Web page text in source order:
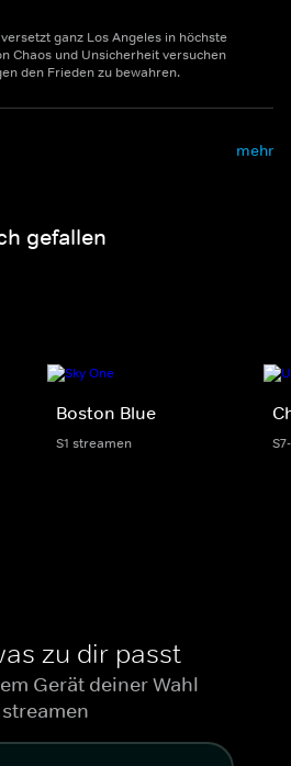
ganz Los Angeles in höchste
Chaos und Unsicherheit versuchen
den Frieden zu bewahren.
mehr
gefallen
Boston Blue
S1 streamen
zu dir passt
Gerät deiner Wahl
streamen